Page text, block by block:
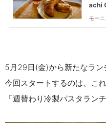
achi
5月29日(金)から新たなラン
今回スタートするのは、こ
「週替わり冷製パスタランチ